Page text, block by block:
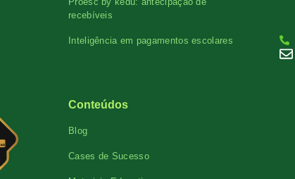
recebíveis
Inteligência em pagamentos escolares
Conteúdos
Blog
Cases de Sucesso